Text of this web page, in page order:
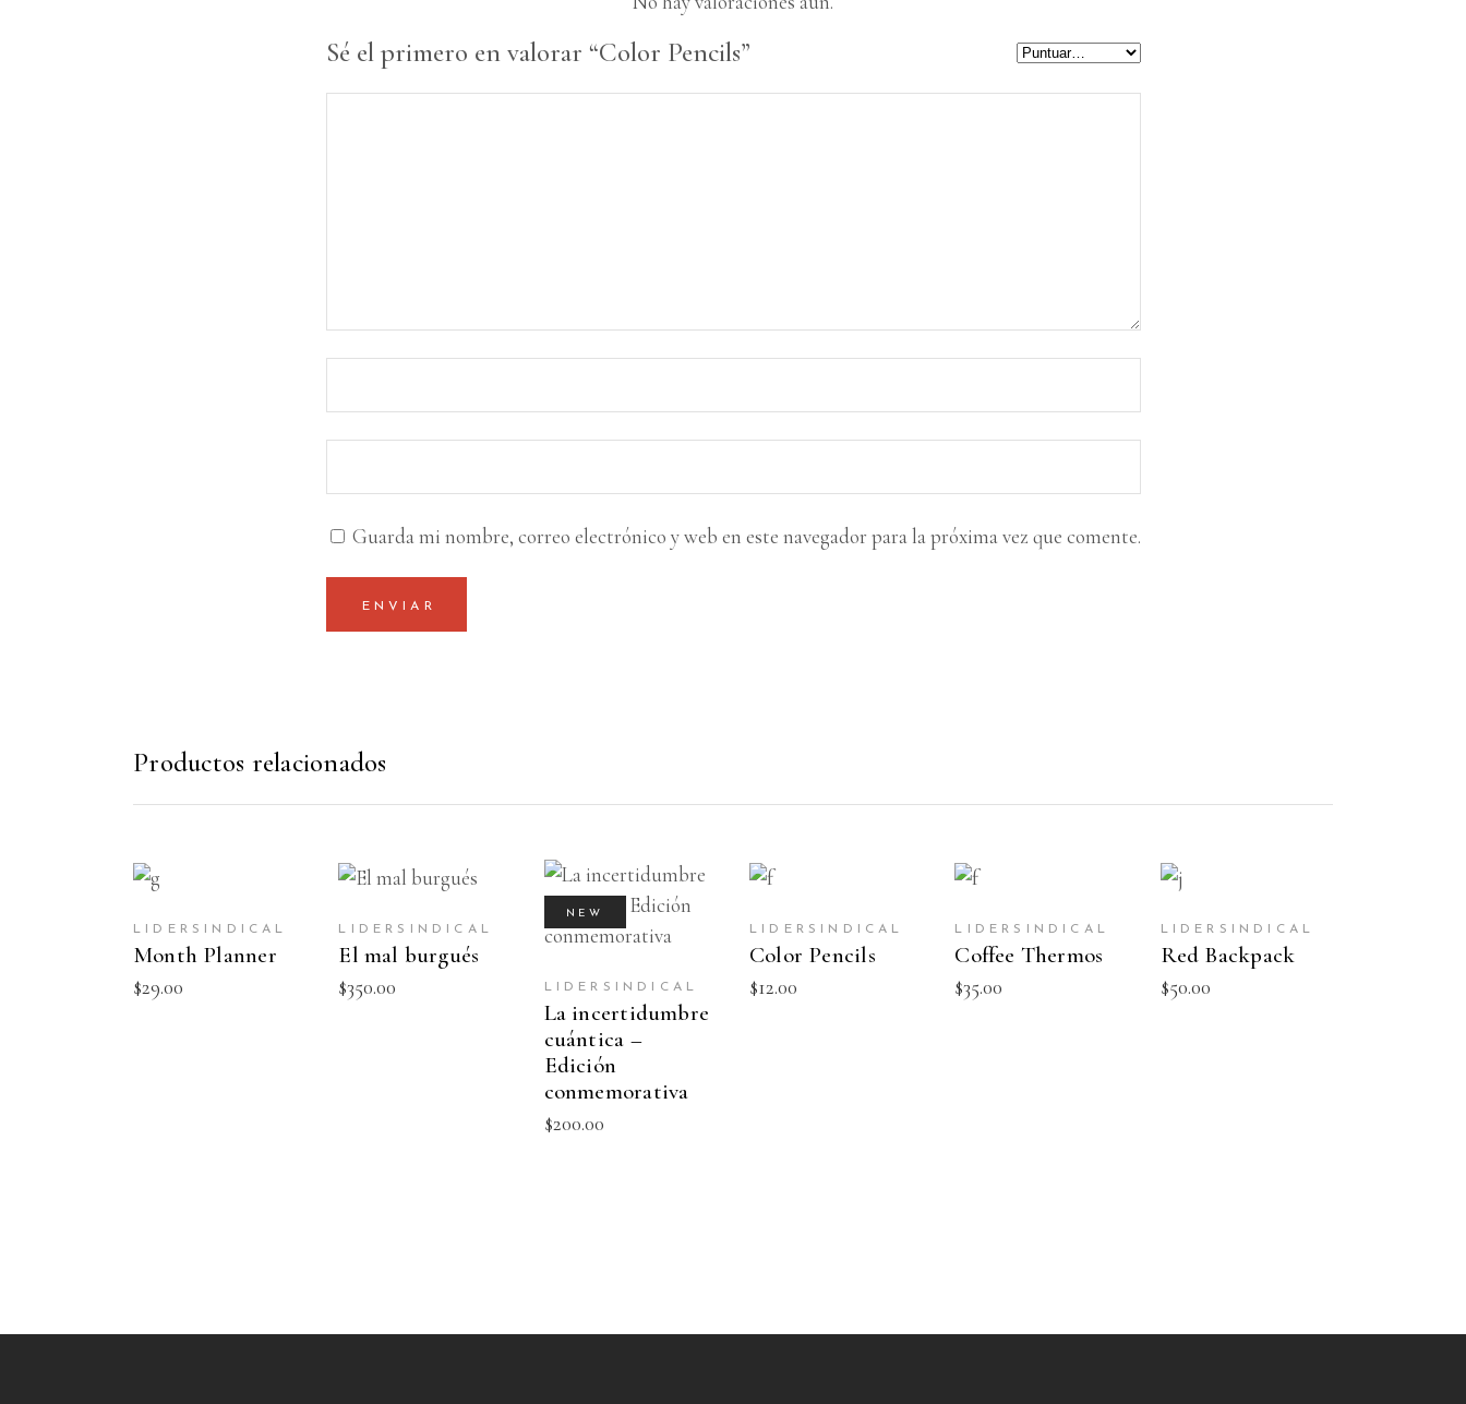
Sé el primero en valorar “Color Pencils”
Guarda mi nombre, correo electrónico y web en este navegador para la próxima vez que comente.
Productos relacionados
CARRITO
LIDERSINDICAL
Month Planner
$29.00
AÑADIR AL
CARRITO
LIDERSINDICAL
El mal burgués
$350.00
NEW
LIDERSINDICAL
La incertidumbre
cuántica –
Edición
conmemorativa
$200.00
CARRITO
LIDERSINDICAL
Color Pencils
$12.00
CARRITO
LIDERSINDICAL
Coffee Thermos
$35.00
CARRITO
LIDERSINDICAL
Red Backpack
$50.00